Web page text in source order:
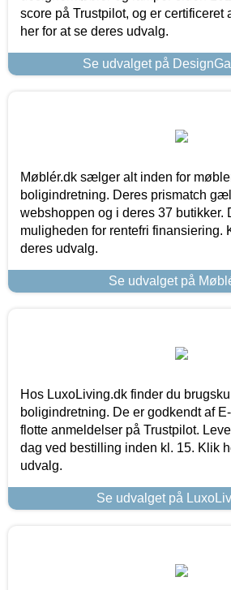
score på Trustpilot, og er certificeret
her for at se deres udvalg.
Se udvalget på
Møblér.dk sælger alt inden for
boligindretning. Deres prismatch
webshoppen og i deres 37 butikker.
muligheden for rentefri finansiering.
deres udvalg.
Se udvalget på
Hos LuxoLiving.dk finder du
boligindretning. De er godkendt af
flotte anmeldelser på Trustpilot.
dag ved bestilling inden kl. 15. Klik
udvalg.
Se udvalget på